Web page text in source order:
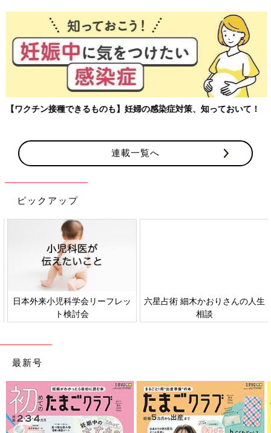
【ワクチン接種できるものも】妊婦の感染症対策、知っておいて！
連載一覧へ
ピックアップ
日本外来小児科学会リーフレッ
ト検討会
六星占術 細木かおりさんの人生
相談
最新号